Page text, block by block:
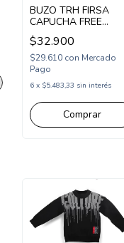
BUZO TRH FIRSA
CAPUCHA FREE
ADVENTURE
(P2637402)
$32.900
$29.610 con Mercado
Pago
6 x $5.483,33 sin interés
Comprar